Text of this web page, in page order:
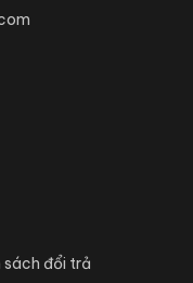
sách đổi trả